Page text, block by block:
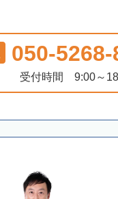
050-5268-
受付時間 9:00～